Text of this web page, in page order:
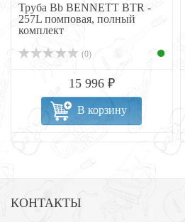
Труба Bb BENNETT BTR -
257L помповая, полный
комплект
(0)
15 996 ₽
В корзину
КОНТАКТЫ